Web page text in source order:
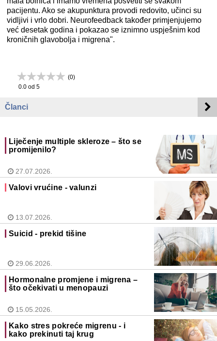
pacijentu. Ako se akupunktura provodi redovito, učinci su
vidljivi i vrlo dobri. Neurofeedback također primjenjujemo
već desetak godina i pokazao se iznimno uspješnim kod
kroničnih glavobolja i migrena".
(0)
0.0 od 5
Članci
Liječenje multiple skleroze – što se
promijenilo?
27.07.2026.
Valovi vrućine - valunzi
13.07.2026.
Suicid - prekid tišine
29.06.2026.
Hormonalne promjene i migrena –
što očekivati u menopauzi
15.05.2026.
Kako stres pokreće migrenu - i
kako prekinuti taj krug